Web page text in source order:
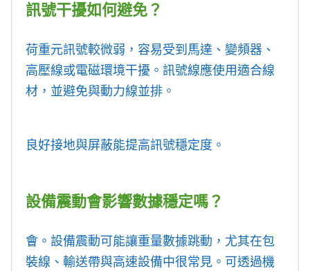
訊號干擾如何避免？
荷重元訊號較微弱，容易受到馬達、變頻器、
高壓線或電磁環境干擾。訊號線應使用適合線
材，並避免與動力線並排。
良好接地與屏蔽能提高訊號穩定度。
設備震動會影響數據穩定嗎？
會。設備震動可能讓重量數據跳動，尤其在包
裝線、輸送帶與高速設備中很常見。可透過機